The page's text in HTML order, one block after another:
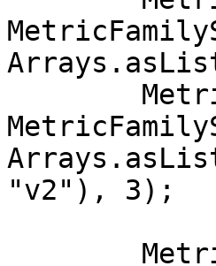
"v2"), 3);